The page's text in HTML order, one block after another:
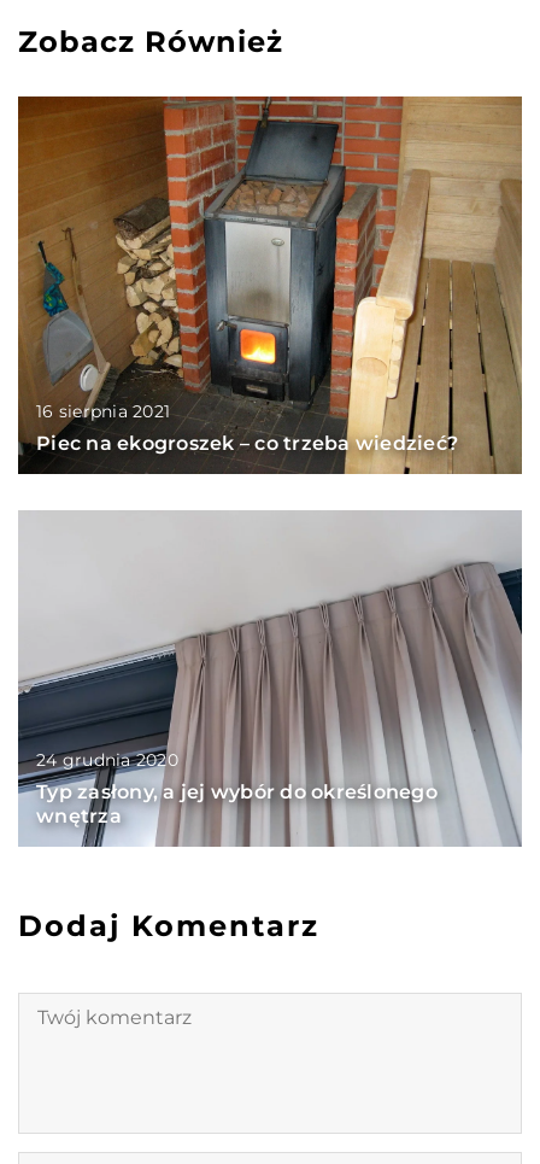
Zobacz Również
16 sierpnia 2021
Piec na ekogroszek – co trzeba wiedzieć?
24 grudnia 2020
Typ zasłony, a jej wybór do określonego
wnętrza
Dodaj Komentarz